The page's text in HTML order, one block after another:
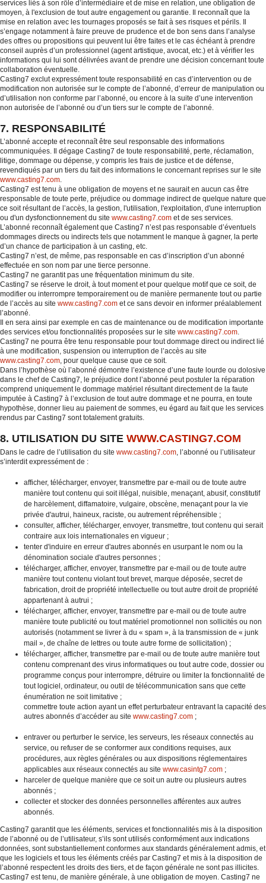
services liés à son rôle d’intermédiaire et de mise en relation, une obligation de
moyen, à l'exclusion de tout autre engagement ou garantie. Il reconnaît que la
mise en relation avec les tournages proposés se fait à ses risques et périls. Il
s’engage notamment à faire preuve de prudence et de bon sens dans l’analyse
des offres ou propositions qui peuvent lui être faites et le cas échéant à prendre
conseil auprès d’un professionnel (agent artistique, avocat, etc.) et à vérifier les
informations qui lui sont délivrées avant de prendre une décision concernant toute
collaboration éventuelle.
Casting7 exclut expressément toute responsabilité en cas d’intervention ou de
modification non autorisée sur le compte de l’abonné, d’erreur de manipulation ou
d’utilisation non conforme par l’abonné, ou encore à la suite d’une intervention
non autorisée de l’abonné ou d’un tiers sur le compte de l’abonné.
7. RESPONSABILITÉ
L’abonné accepte et reconnaît être seul responsable des informations
communiquées. Il dégage Casting7 de toute responsabilité, perte, réclamation,
litige, dommage ou dépense, y compris les frais de justice et de défense,
revendiqués par un tiers du fait des informations le concernant reprises sur le site
www.casting7.com.
Casting7 est tenu à une obligation de moyens et ne saurait en aucun cas être
responsable de toute perte, préjudice ou dommage indirect de quelque nature que
ce soit résultant de l’accès, la gestion, l'utilisation, l'exploitation, d'une interruption
ou d'un dysfonctionnement du site www.casting7.com et de ses services.
L’abonné reconnaît également que Casting7 n’est pas responsable d’éventuels
dommages directs ou indirects tels que notamment le manque à gagner, la perte
d’un chance de participation à un casting, etc.
Casting7 n’est, de même, pas responsable en cas d’inscription d’un abonné
effectuée en son nom par une tierce personne.
Casting7 ne garantit pas une fréquentation minimum du site.
Casting7 se réserve le droit, à tout moment et pour quelque motif que ce soit, de
modifier ou interrompre temporairement ou de manière permanente tout ou partie
de l’accès au site www.casting7.com et ce sans devoir en informer préalablement
l’abonné.
Il en sera ainsi par exemple en cas de maintenance ou de modification importante
des services et/ou fonctionnalités proposées sur le site www.casting7.com.
Casting7 ne pourra être tenu responsable pour tout dommage direct ou indirect lié
à une modification, suspension ou interruption de l’accès au site
www.casting7.com, pour quelque cause que ce soit.
Dans l’hypothèse où l’abonné démontre l’existence d’une faute lourde ou dolosive
dans le chef de Casting7, le préjudice dont l’abonné peut postuler la réparation
comprend uniquement le dommage matériel résultant directement de la faute
imputée à Casting7 à l’exclusion de tout autre dommage et ne pourra, en toute
hypothèse, donner lieu au paiement de sommes, eu égard au fait que les services
rendus par Casting7 sont totalement gratuits.
8. UTILISATION DU SITE WWW.CASTING7.COM
Dans le cadre de l’utilisation du site www.casting7.com , l’abonné ou l’utilisateur
s’interdit expressément de :
afficher, télécharger, envoyer, transmettre par e-mail ou de toute autre
manière tout contenu qui soit illégal, nuisible, menaçant, abusif, constitutif
de harcèlement, diffamatoire, vulgaire, obscène, menaçant pour la vie
privée d'autrui, haineux, raciste, ou autrement répréhensible ;
consulter, afficher, télécharger, envoyer, transmettre, tout contenu qui serait
contraire aux lois internationales en vigueur ;
tenter d'induire en erreur d'autres abonnés en usurpant le nom ou la
dénomination sociale d'autres personnes ;
télécharger, afficher, envoyer, transmettre par e-mail ou de toute autre
manière tout contenu violant tout brevet, marque déposée, secret de
fabrication, droit de propriété intellectuelle ou tout autre droit de propriété
appartenant à autrui ;
télécharger, afficher, envoyer, transmettre par e-mail ou de toute autre
manière toute publicité ou tout matériel promotionnel non sollicités ou non
autorisés (notamment se livrer à du « spam », à la transmission de « junk
mail », de chaîne de lettres ou toute autre forme de sollicitation) ;
télécharger, afficher, transmettre par e-mail ou de toute autre manière tout
contenu comprenant des virus informatiques ou tout autre code, dossier ou
programme conçus pour interrompre, détruire ou limiter la fonctionnalité de
tout logiciel, ordinateur, ou outil de télécommunication sans que cette
énumération ne soit limitative ;
commettre toute action ayant un effet perturbateur entravant la capacité des
autres abonnés d’accéder au site www.casting7.com ;
entraver ou perturber le service, les serveurs, les réseaux connectés au
service, ou refuser de se conformer aux conditions requises, aux
procédures, aux règles générales ou aux dispositions réglementaires
applicables aux réseaux connectés au site www.casintg7.com ;
harceler de quelque manière que ce soit un autre ou plusieurs autres
abonnés ;
collecter et stocker des données personnelles afférentes aux autres
abonnés.
Casting7 garantit que les éléments, services et fonctionnalités mis à la disposition
de l’abonné ou de l’utilisateur, s’ils sont utilisés conformément aux indications
données, sont substantiellement conformes aux standards généralement admis, et
que les logiciels et tous les éléments créés par Casting7 et mis à la disposition de
l’abonné respectent les droits des tiers, et de façon générale ne sont pas illicites.
Casting7 est tenu, de manière générale, à une obligation de moyen. Casting7 ne